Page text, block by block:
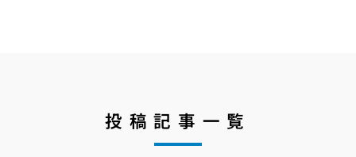
投稿記事一覧